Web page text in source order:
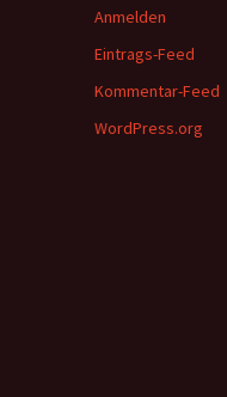
Anmelden
Eintrags-Feed
Kommentar-Feed
WordPress.org